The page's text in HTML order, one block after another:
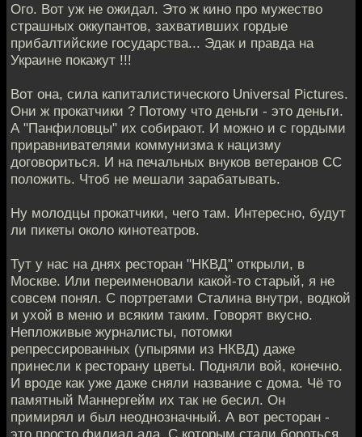
Ого. Вот уж не ожидал. Это ж кино про мужество
страшных оккупантов, захвативших гордые
прибалтийские государства... Эдак и правда на
Украине покажут !!!
Вот она, сила капиталистического Universal Pictures.
Они ж прокатчики ? Потому что деньги - это деньги.
А "Панфиловцы" их собирают. И можно и с гордыми
приравнивателями коммунизма к нацизму
договориться. И на печальных внуков ветеранов СС
положить. Чтоб не мешали зарабатывать.
Ну молодцы прокатчики, чего там. Интересно, будут
ли пикеты около кинотеатров.
Тут у нас на днях ресторан "НКВД" открыли, в
Москве. Или переименовали какой-то старый, я не
совсем понял. С портретами Сталина внутри, водкой
и ухой в меню и всяким таким. Говорят вкусно.
Непложивые журналисты, потомки
репрессированных (упырями из НКВД) даже
принесли к ресторану цветы. Подняли вой, конечно.
И вроде как уже даже сняли название с дома. Чё то
памятный Маннергейм их так не бесил. Он
примирял и был неоднозначный. А вот ресторан -